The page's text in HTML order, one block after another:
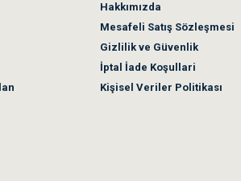
Hakkımızda
Mesafeli Satış Sözleşmesi
Gizlilik ve Güvenlik
İptal İade Koşullari
Kişisel Veriler Politikası